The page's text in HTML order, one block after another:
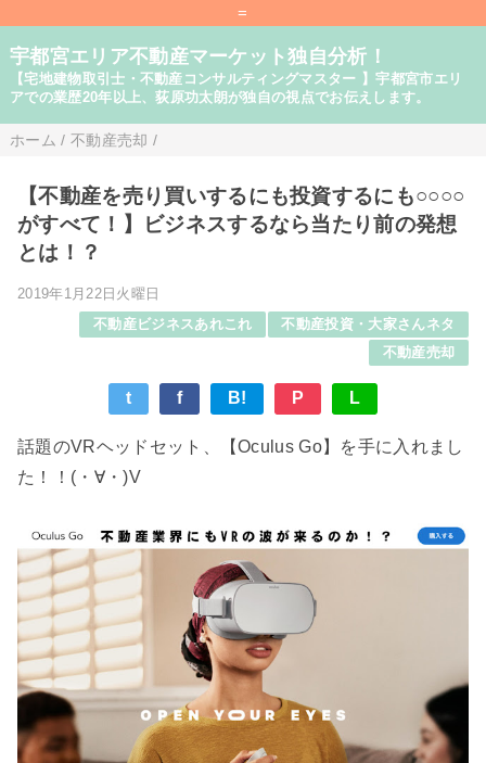
=
宇都宮エリア不動産マーケット独自分析！
【宅地建物取引士・不動産コンサルティングマスター 】宇都宮市エリ
アでの業歴20年以上、荻原功太朗が独自の視点でお伝えします。
ホーム / 不動産売却 /
【不動産を売り買いするにも投資するにも○○○○
がすべて！】ビジネスするなら当たり前の発想
とは！？
2019年1月22日火曜日
不動産ビジネスあれこれ
不動産投資・大家さんネタ
不動産売却
t f B! P L
話題のVRヘッドセット、【Oculus Go】を手に入れまし
た！！(・∀・)V